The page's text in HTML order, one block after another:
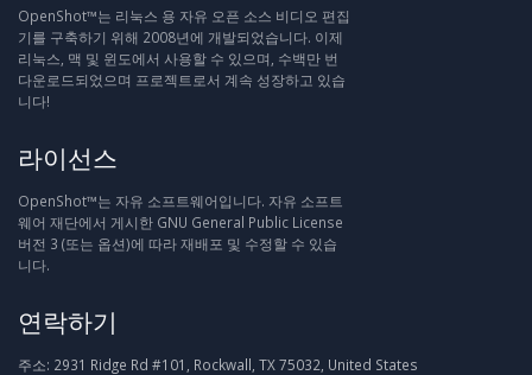
OpenShot™는 리눅스 용 자유 오픈 소스 비디오 편집
기를 구축하기 위해 2008년에 개발되었습니다. 이제
리눅스, 맥 및 윈도에서 사용할 수 있으며, 수백만 번
다운로드되었으며 프로젝트로서 계속 성장하고 있습
니다!
라이선스
OpenShot™는 자유 소프트웨어입니다. 자유 소프트
웨어 재단에서 게시한 GNU General Public License
버전 3 (또는 옵션)에 따라 재배포 및 수정할 수 있습
니다.
연락하기
주소: 2931 Ridge Rd #101, Rockwall, TX 75032, United States